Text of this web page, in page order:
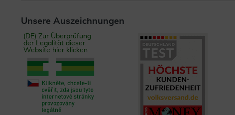
Unsere Auszeichnungen
(DE) Zur Überprüfung
der Legalität dieser
Website hier klicken